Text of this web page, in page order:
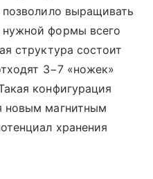
выращивать
формы всего
структура состоит
3−7 «ножек»
конфигурация
новым магнитным
хранения